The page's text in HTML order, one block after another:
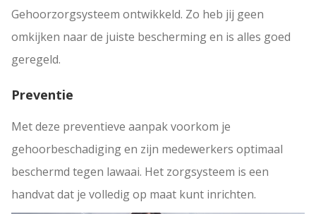
Gehoorzorgsysteem ontwikkeld. Zo heb jij geen
omkijken naar de juiste bescherming en is alles goed
geregeld.
Preventie
Met deze preventieve aanpak voorkom je
gehoorbeschadiging en zijn medewerkers optimaal
beschermd tegen lawaai. Het zorgsysteem is een
handvat dat je volledig op maat kunt inrichten.